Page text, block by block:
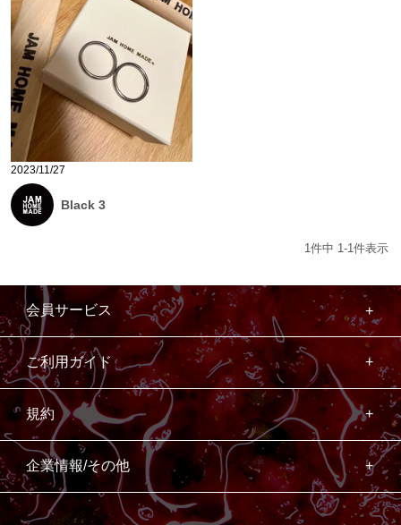
2023/11/27
Black 3
1件中 1-1件表示
会員サービス
ご利用ガイド
規約
企業情報/その他